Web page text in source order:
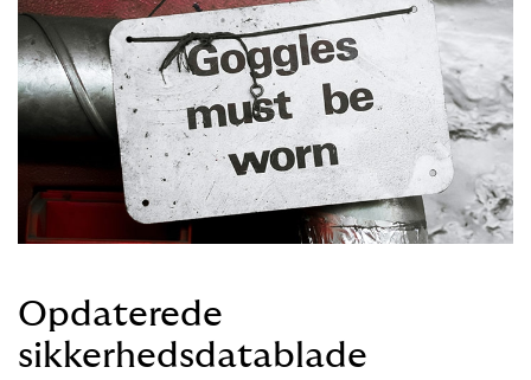
Opdaterede
sikkerhedsdatablade